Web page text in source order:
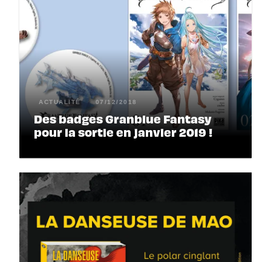
ACTUALITÉ 07/12/2018
Des badges Granblue Fantasy
pour la sortie en janvier 2019 !